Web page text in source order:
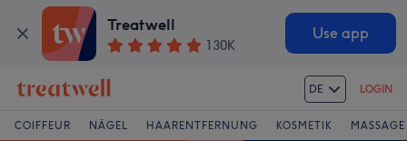
Treatwell
130K
Use app
DE LOGIN
COIFFEUR NÄGEL HAARENTFERNUNG KOSMETIK MASSAGE